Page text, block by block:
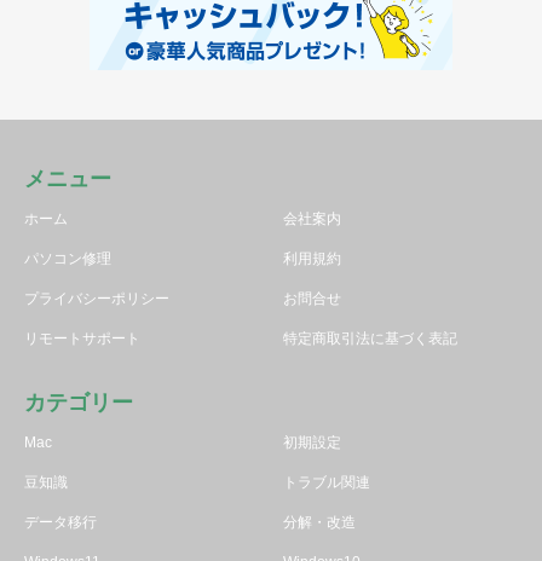
メニュー
ホーム 会社案内
パソコン修理 利用規約
プライバシーポリシー お問合せ
リモートサポート 特定商取引法に基づく表記
カテゴリー
Mac 初期設定
豆知識 トラブル関連
データ移行 分解・改造